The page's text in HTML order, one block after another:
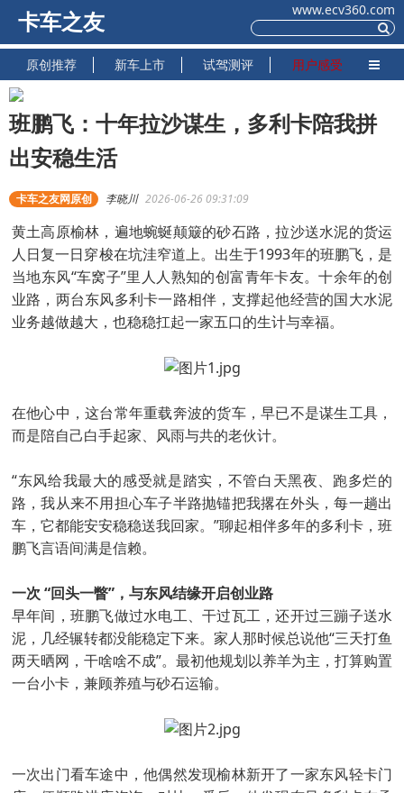
卡车之友
www.ecv360.com
原创推荐 新车上市 试驾测评 用户感受
班鹏飞：十年拉沙谋生，多利卡陪我拼
出安稳生活
卡车之友网原创 李晓川 2026-06-26 09:31:09
黄土高原榆林，遍地蜿蜒颠簸的砂石路，拉沙送水泥的货运
人日复一日穿梭在坑洼窄道上。出生于1993年的班鹏飞，是
当地东风“车窝子”里人人熟知的创富青年卡友。十余年的创
业路，两台东风多利卡一路相伴，支撑起他经营的国大水泥
业务越做越大，也稳稳扛起一家五口的生计与幸福。
在他心中，这台常年重载奔波的货车，早已不是谋生工具，
而是陪自己白手起家、风雨与共的老伙计。
“东风给我最大的感受就是踏实，不管白天黑夜、跑多烂的
路，我从来不用担心车子半路抛锚把我撂在外头，每一趟出
车，它都能安安稳稳送我回家。”聊起相伴多年的多利卡，班
鹏飞言语间满是信赖。
一次 “回头一瞥”，与东风结缘开启创业路
早年间，班鹏飞做过水电工、干过瓦工，还开过三蹦子送水
泥，几经辗转都没能稳定下来。家人那时候总说他“三天打鱼
两天晒网，干啥啥不成”。最初他规划以养羊为主，打算购置
一台小卡，兼顾养殖与砂石运输。
一次出门看车途中，他偶然发现榆林新开了一家东风轻卡门